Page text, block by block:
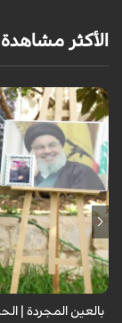
الأكثر مشاهدة
برنامج "بالعين
حيث نستمع فيه إلى
بعيونهم ت...
بالعين المجردة |